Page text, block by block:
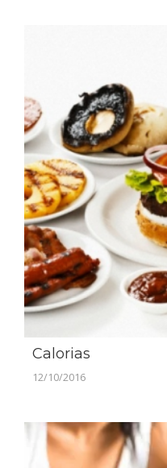
Calorias
12/10/2016